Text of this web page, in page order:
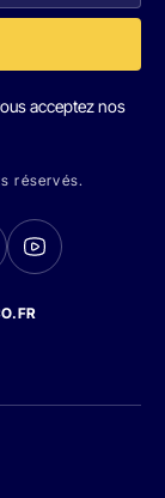
acceptez nos
réservés.